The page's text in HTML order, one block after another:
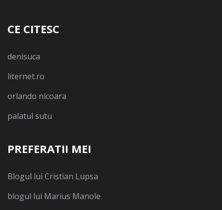
CE CITESC
denisuca
liternet.ro
orlando nicoara
palatul sutu
PREFERATII MEI
Blogul lui Cristian Lupsa
blogul lui Marius Manole